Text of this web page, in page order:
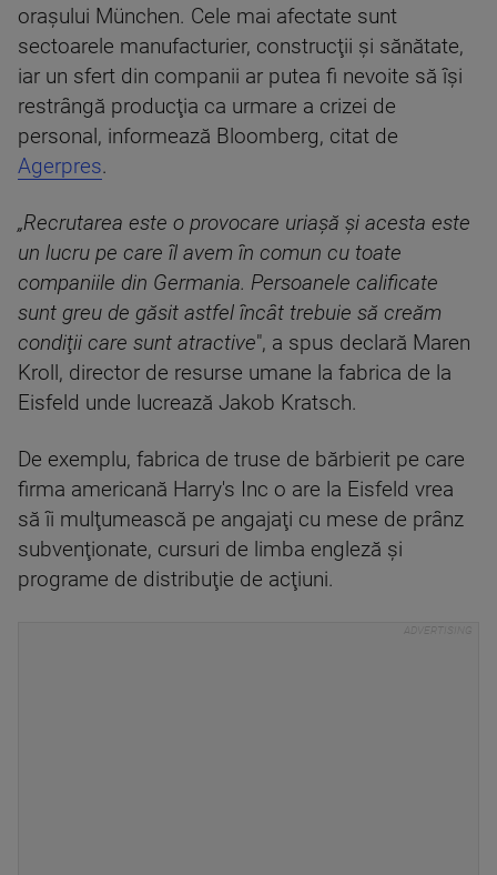
oraşului München. Cele mai afectate sunt
sectoarele manufacturier, construcţii şi sănătate,
iar un sfert din companii ar putea fi nevoite să îşi
restrângă producţia ca urmare a crizei de
personal, informează Bloomberg, citat de
Agerpres.
„Recrutarea este o provocare uriaşă şi acesta este
un lucru pe care îl avem în comun cu toate
companiile din Germania. Persoanele calificate
sunt greu de găsit astfel încât trebuie să creăm
condiţii care sunt atractive", a spus declară Maren
Kroll, director de resurse umane la fabrica de la
Eisfeld unde lucrează Jakob Kratsch.
De exemplu, fabrica de truse de bărbierit pe care
firma americană Harry's Inc o are la Eisfeld vrea
să îi mulţumească pe angajaţi cu mese de prânz
subvenţionate, cursuri de limba engleză şi
programe de distribuţie de acţiuni.